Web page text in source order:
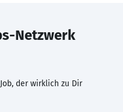
Netzwerk
der wirklich zu Dir